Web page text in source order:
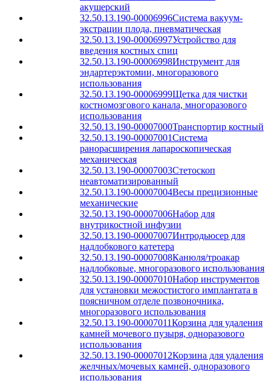
акушерский
32.50.13.190-00006996Система вакуум-
экстрации плода, пневматическая
32.50.13.190-00006997Устройство для
введения костных спиц
32.50.13.190-00006998Инструмент для
эндартерэктомии, многоразового
использования
32.50.13.190-00006999Щетка для чистки
костномозгового канала, многоразового
использования
32.50.13.190-00007000Транспортир костный
32.50.13.190-00007001Система
ранорасширения лапароскопическая
механическая
32.50.13.190-00007003Стетоскоп
неавтоматизированный
32.50.13.190-00007004Весы прецизионные
механические
32.50.13.190-00007006Набор для
внутрикостной инфузии
32.50.13.190-00007007Интродьюсер для
надлобкового катетера
32.50.13.190-00007008Канюля/троакар
надлобковые, многоразового использования
32.50.13.190-00007010Набор инструментов
для установки межостистого имплантата в
поясничном отделе позвоночника,
многоразового использования
32.50.13.190-00007011Корзина для удаления
камней мочевого пузыря, одноразового
использования
32.50.13.190-00007012Корзина для удаления
желчных/мочевых камней, одноразового
использования